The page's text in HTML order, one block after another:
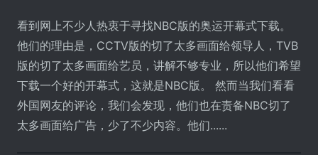
看到网上不少人热衷于寻找NBC版的奥运开幕式下载。
他们的理由是，CCTV版的切了太多画面给领导人，TVB
版的切了太多画面给艺员，讲解不够专业，所以他们希望
下载一个好的开幕式，这就是NBC版。 然而当我们看看
外国网友的评论，我们会发现，他们也在责备NBC切了
太多画面给广告，少了不少内容。他们......